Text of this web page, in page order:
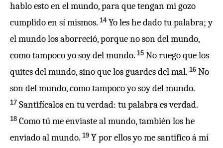
hablo esto en el mundo, para que tengan mi gozo
cumplido en sí mismos. 14 Yo les he dado tu palabra; y
el mundo los aborreció, porque no son del mundo,
como tampoco yo soy del mundo. 15 No ruego que los
quites del mundo, sino que los guardes del mal. 16 No
son del mundo, como tampoco yo soy del mundo.
17 Santifícalos en tu verdad: tu palabra es verdad.
18 Como tú me enviaste al mundo, también los he
enviado al mundo. 19 Y por ellos yo me santifico á mí